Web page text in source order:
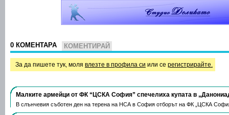
0 КОМЕНТАРА КОМЕНТИРАЙ
За да пишете тук, моля влезте в профила си или се регистрирайте.
Малките армейци от ФК “ЦСКА София” спечелиха купата в
В слънчевия съботен ден на терена на НСА в София отборът на ФК „ЦСКА